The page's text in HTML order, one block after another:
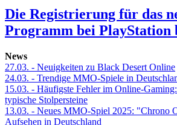
Die Registrierung für das
Programm bei PlayStation
News
27.03. - Neuigkeiten zu Black Desert Online
24.03. - Trendige MMO-Spiele in
15.03. - Häufigste Fehler im Online-
typische Stolpersteine
13.03. - Neues MMO-Spiel 2025: "Chrono
Aufsehen in Deutschland